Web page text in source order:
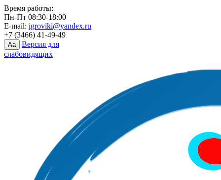
Время работы:
Пн-Пт 08:30-18:00
E-mail: igroviki@yandex.ru
+7 (3466) 41-49-49
Aa
Версия для
слабовидящих